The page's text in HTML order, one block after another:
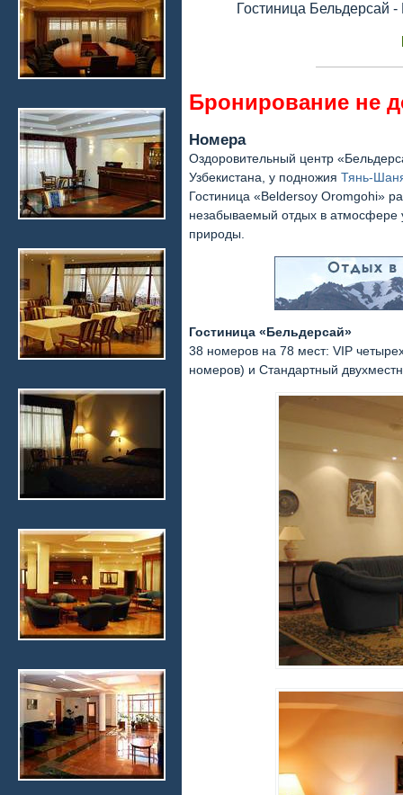
Гостиница Бельдерсай
Бронирование не
Номера
Оздоровительный центр
Узбекистана, у подножия Тянь-
Гостиница «Beldersoy Oromgohi»
незабываемый отдых в атмосфере
природы.
Гостиница «Бельдерсай»
38 номеров на 78 мест: VIP
номеров) и Стандартный